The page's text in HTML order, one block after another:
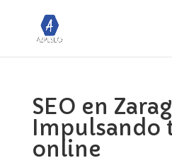
SEO en
Impulsando
online